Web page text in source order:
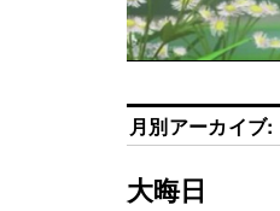
月別アーカイブ:
大晦日